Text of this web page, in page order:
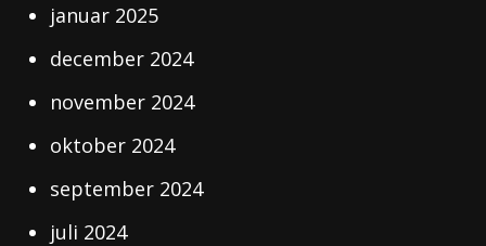
januar 2025
december 2024
november 2024
oktober 2024
september 2024
juli 2024